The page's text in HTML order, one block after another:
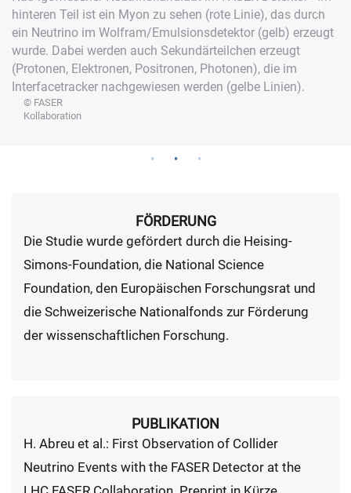
hinteren Teil ist ein Myon zu sehen (rote Linie), das durch
ein Neutrino im Wolfram/Emulsionsdetektor (gelb) erzeugt
wurde. Dabei werden auch Sekundärteilchen erzeugt
(Protonen, Elektronen, Positronen, Photonen), die im
Interfacetracker nachgewiesen werden (gelbe Linien).
© FASER
Kollaboration
FÖRDERUNG
Die Studie wurde gefördert durch die Heising-
Simons-Foundation, die National Science
Foundation, den Europäischen Forschungsrat und
die Schweizerische Nationalfonds zur Förderung
der wissenschaftlichen Forschung.
PUBLIKATION
H. Abreu et al.: First Observation of Collider
Neutrino Events with the FASER Detector at the